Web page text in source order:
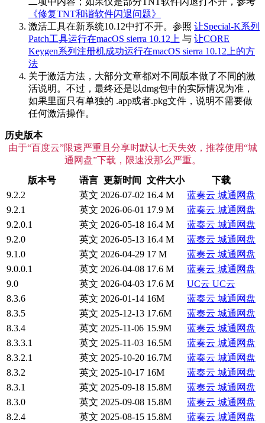
《修复TNT和谐软件闪退问题》
激活工具在新系统10.12中打不开。参照 让Special-K系列
Patch工具运行在macOS sierra 10.12上 与 让CORE
Keygen系列注册机成功运行在macOS sierra 10.12上的方
法
关于激活方法，大部分文章都对不同版本做了不同的激
活说明。不过，最终还是以dmg包中的实际情况为准，
如果里面只有单独的 .app或者.pkg文件，说明不需要做
任何激活操作。
历史版本
由于“百度云”限速严重且分享时默认七天失效，推荐使用“城
通网盘”下载，限速没那么严重。
版本号
语言 更新时间 文件大小
下载
9.2.2
英文 2026-07-02 16.4 M 蓝奏云 城通网盘
9.2.1
英文 2026-06-01 17.9 M 蓝奏云 城通网盘
9.2.0.1
英文 2026-05-18 16.4 M 蓝奏云 城通网盘
9.2.0
英文 2026-05-13 16.4 M 蓝奏云 城通网盘
9.1.0
英文 2026-04-29 17 M 蓝奏云 城通网盘
9.0.0.1
英文 2026-04-08 17.6 M 蓝奏云 城通网盘
9.0
英文 2026-04-03 17.6 M UC云 UC云
8.3.6
英文 2026-01-14 16M 蓝奏云 城通网盘
8.3.5
英文 2025-12-13 17.6M 蓝奏云 城通网盘
8.3.4
英文 2025-11-06 15.9M 蓝奏云 城通网盘
8.3.3.1
英文 2025-11-03 16.5M 蓝奏云 城通网盘
8.3.2.1
英文 2025-10-20 16.7M 蓝奏云 城通网盘
8.3.2
英文 2025-10-17 16M 蓝奏云 城通网盘
8.3.1
英文 2025-09-18 15.8M 蓝奏云 城通网盘
8.3.0
英文 2025-09-08 15.8M 蓝奏云 城通网盘
8.2.4
英文 2025-08-15 15.8M 蓝奏云 城通网盘